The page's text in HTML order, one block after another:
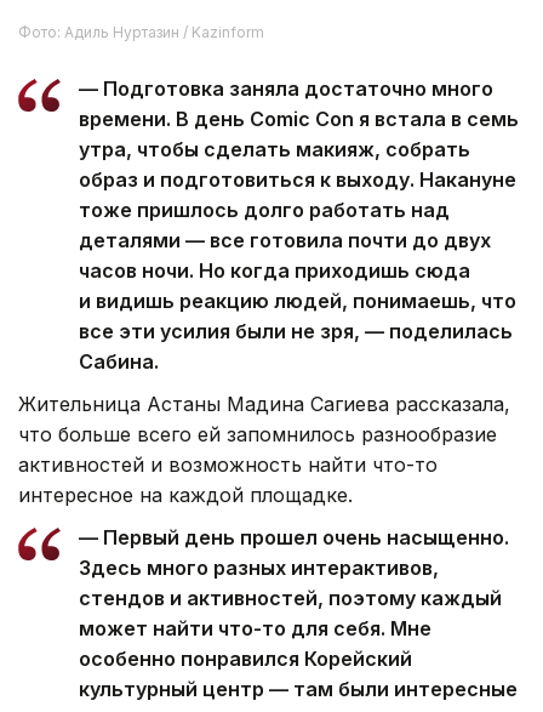
Фото: Адиль Нуртазин / Kazinform
— Подготовка заняла достаточно много
времени. В день Comic Con я встала в семь
утра, чтобы сделать макияж, собрать
образ и подготовиться к выходу. Накануне
тоже пришлось долго работать над
деталями — все готовила почти до двух
часов ночи. Но когда приходишь сюда
и видишь реакцию людей, понимаешь, что
все эти усилия были не зря, — поделилась
Сабина.
Жительница Астаны Мадина Сагиева рассказала,
что больше всего ей запомнилось разнообразие
активностей и возможность найти что-то
интересное на каждой площадке.
— Первый день прошел очень насыщенно.
Здесь много разных интерактивов,
стендов и активностей, поэтому каждый
может найти что-то для себя. Мне
особенно понравился Корейский
культурный центр — там были интересные